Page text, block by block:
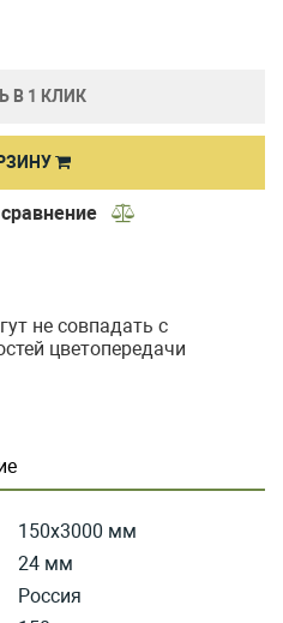
В 1 КЛИК
не совпадать с
цветопередачи
150x3000 мм
24 мм
Россия